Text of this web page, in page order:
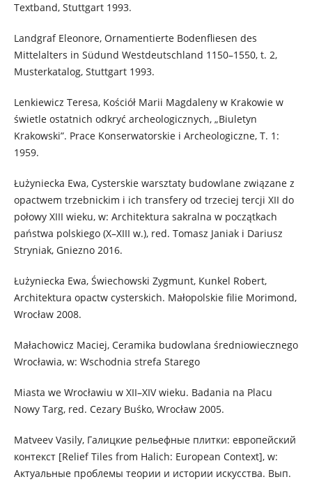
Textband, Stuttgart 1993.
Landgraf Eleonore, Ornamentierte Bodenfliesen des
Mittelalters in Südund Westdeutschland 1150–1550, t. 2,
Musterkatalog, Stuttgart 1993.
Lenkiewicz Teresa, Kościół Marii Magdaleny w Krakowie w
świetle ostatnich odkryć archeologicznych, „Biuletyn
Krakowski”. Prace Konserwatorskie i Archeologiczne, T. 1:
1959.
Łużyniecka Ewa, Cysterskie warsztaty budowlane związane z
opactwem trzebnickim i ich transfery od trzeciej tercji XII do
połowy XIII wieku, w: Architektura sakralna w początkach
państwa polskiego (X–XIII w.), red. Tomasz Janiak i Dariusz
Stryniak, Gniezno 2016.
Łużyniecka Ewa, Świechowski Zygmunt, Kunkel Robert,
Architektura opactw cysterskich. Małopolskie filie Morimond,
Wrocław 2008.
Małachowicz Maciej, Ceramika budowlana średniowiecznego
Wrocławia, w: Wschodnia strefa Starego
Miasta we Wrocławiu w XII–XIV wieku. Badania na Placu
Nowy Targ, red. Cezary Buśko, Wrocław 2005.
Matveev Vasily, Галицкие рельефные плитки: европейский
контекст [Relief Tiles from Halich: European Context], w:
Актуальные проблемы теории и истории искусства. Вып.